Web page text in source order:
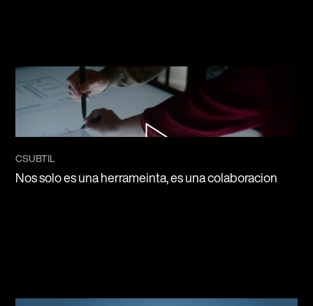
CSUBTIL
Nos solo es una herrameinta, es una colaboracion